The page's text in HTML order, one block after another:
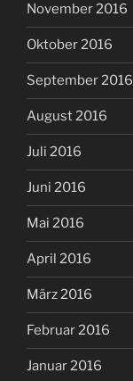
November 2016
Oktober 2016
September 2016
August 2016
Juli 2016
Juni 2016
Mai 2016
April 2016
März 2016
Februar 2016
Januar 2016